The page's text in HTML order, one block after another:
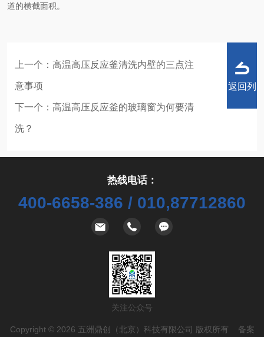
道的横截面积。
上一个： 高温高压反应釜清洗内壁的三点注
意事项
下一个： 高温高压反应釜的玻璃窗为何要清
洗？
返回列
热线电话：
400-6658-386 / 010,87712860
关注公众号
Copyright © 2026 五洲鼎创（北京）科技有限公司 版权所有 备案